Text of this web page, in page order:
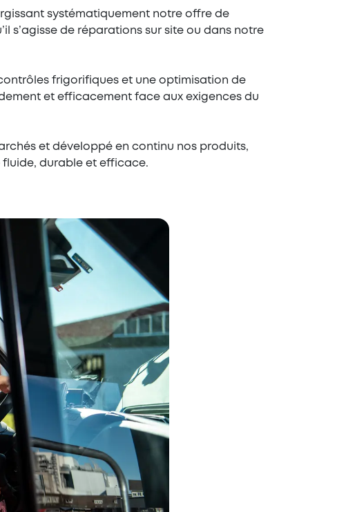
systématiquement notre offre de
s’agisse de réparations sur site ou dans notre
frigorifiques et une optimisation de
et efficacement face aux exigences du
et développé en continu nos produits,
durable et efficace.